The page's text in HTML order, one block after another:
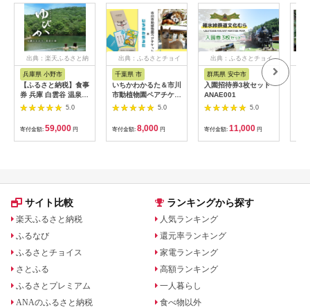
出典：楽天ふるさと納
兵庫県 小野市
【ふるさと納税】食事
券 兵庫 白雲谷 温泉
ゆぴか 入浴券 10枚＋
お食事券 (1,000円)
10枚 セット 旅行 旅
温泉旅行 スパ サウナ
岩盤浴 マッサージ エ
トラン 健康 美容 兵庫
5.0
寄付金額: 59,000 円
出典：ふるさとチョイ
千葉県 市
いちかわかるた＆市川
市動植物園ペアチケッ
ト 【12203-0196】
5.0
寄付金額: 8,000 円
出典：ふるさとチョイ
群馬県 安中市
入園招待券3枚セット
ANAE001
5.0
寄付金額: 11,000 円
サイト比較
楽天ふるさと納税
ふるなび
ふるさとチョイス
さとふる
ふるさとプレミアム
ANAのふるさと納税
ランキングから探す
人気ランキング
還元率ランキング
家電ランキング
高額ランキング
一人暮らし
食べ物以外